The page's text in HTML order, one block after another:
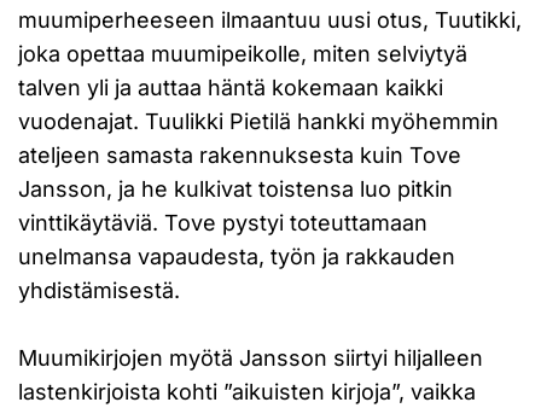
muumiperheeseen ilmaantuu uusi otus, Tuutikki,
joka opettaa muumipeikolle, miten selviytyä
talven yli ja auttaa häntä kokemaan kaikki
vuodenajat. Tuulikki Pietilä hankki myöhemmin
ateljeen samasta rakennuksesta kuin Tove
Jansson, ja he kulkivat toistensa luo pitkin
vinttikäytäviä. Tove pystyi toteuttamaan
unelmansa vapaudesta, työn ja rakkauden
yhdistämisestä.
Muumikirjojen myötä Jansson siirtyi hiljalleen
lastenkirjoista kohti ”aikuisten kirjoja”, vaikka